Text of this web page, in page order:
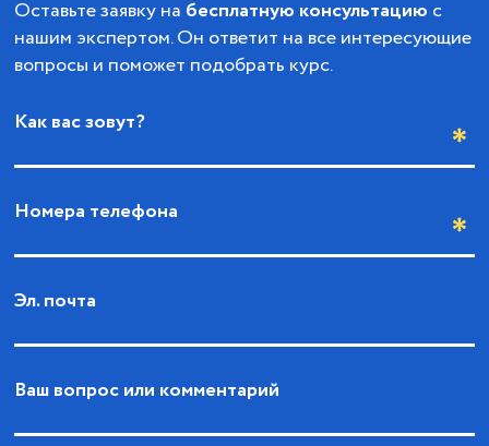
Оставьте заявку на бесплатную консультацию с
нашим экспертом. Он ответит на все интересующие
вопросы и поможет подобрать курс.
Как вас зовут?
Номера телефона
Эл. почта
Ваш вопрос или комментарий